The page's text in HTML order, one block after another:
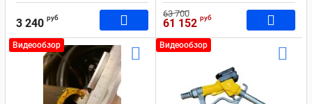
3 240 руб 63 700
61 152 руб
Видеообзор Видеообзор